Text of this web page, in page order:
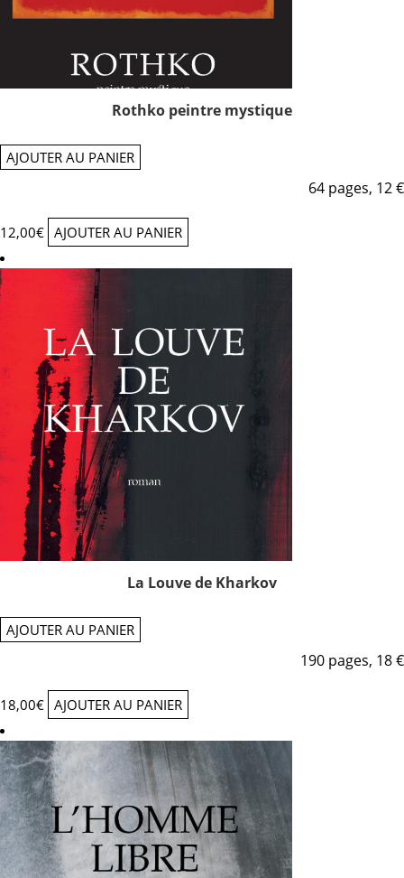
Rothko peintre mystique
AJOUTER AU PANIER
64 pages, 12 €
12,00€ AJOUTER AU PANIER
La Louve de Kharkov
AJOUTER AU PANIER
190 pages, 18 €
18,00€ AJOUTER AU PANIER